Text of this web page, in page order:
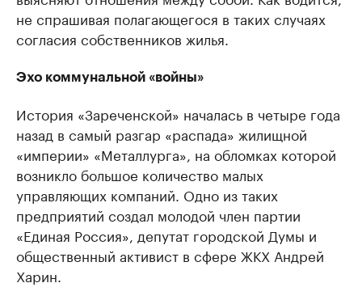
не спрашивая полагающегося в таких случаях
согласия собственников жилья.
Эхо коммунальной «войны»
История «Зареченской» началась в четыре года
назад в самый разгар «распада» жилищной
«империи» «Металлурга», на обломках которой
возникло большое количество малых
управляющих компаний. Одно из таких
предприятий создал молодой член партии
«Единая Россия», депутат городской Думы и
общественный активист в сфере ЖКХ Андрей
Харин.